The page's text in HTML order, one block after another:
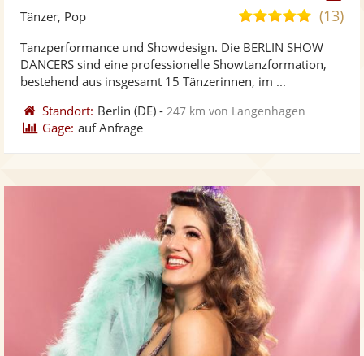
Fotos
5,0
5
Sternen
(13)
Tänzer, Pop
Tanzperformance und Showdesign. Die BERLIN SHOW
DANCERS sind eine professionelle Showtanzformation,
bestehend aus insgesamt 15 Tänzerinnen, im ...
Standort: Berlin (DE) - 247 km von Langenhagen
Gage: auf Anfrage